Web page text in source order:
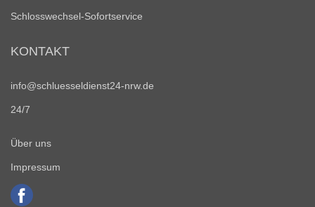
Schlosswechsel-Sofortservice
KONTAKT
info@schluesseldienst24-nrw.de
24/7
Über uns
Impressum